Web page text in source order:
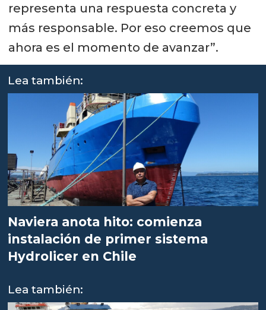
representa una respuesta concreta y
más responsable. Por eso creemos que
ahora es el momento de avanzar”.
Lea también:
Naviera anota hito: comienza
instalación de primer sistema
Hydrolicer en Chile
Lea también: